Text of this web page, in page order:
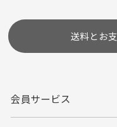
送料とお
会員サービス